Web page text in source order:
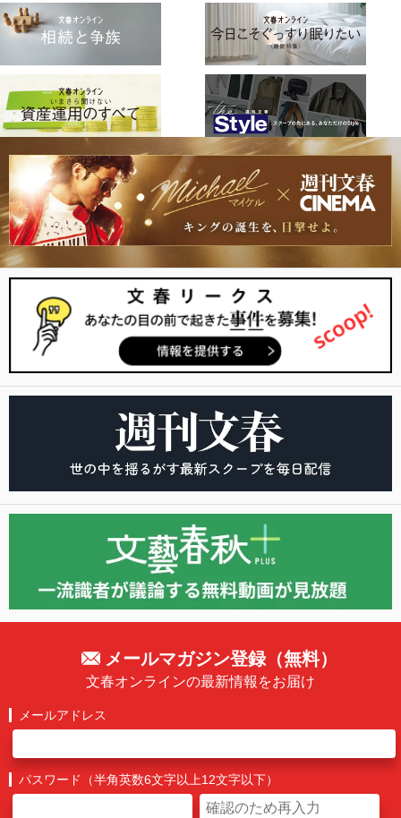
メールマガジン登録（無料）
文春オンラインの最新情報をお届け
メールアドレス
パスワード（半角英数6文字以上12文字以下）